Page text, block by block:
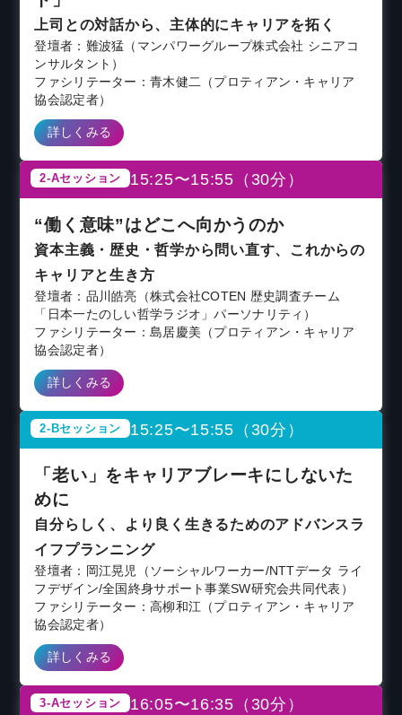
上司との対話から、主体的にキャリアを拓く
登壇者：難波猛（マンパワーグループ株式会社 シニアコ
ンサルタント）
ファシリテーター：青木健二（プロティアン・キャリア
協会認定者）
詳しくみる
2-Aセッション 15:25〜15:55（30分）
“働く意味”はどこへ向かうのか
資本主義・歴史・哲学から問い直す、これからの
キャリアと生き方
登壇者：品川皓亮（株式会社COTEN 歴史調査チーム
「日本一たのしい哲学ラジオ」パーソナリティ）
ファシリテーター：島居慶美（プロティアン・キャリア
協会認定者）
詳しくみる
2-Bセッション 15:25〜15:55（30分）
「老い」をキャリアブレーキにしないた
めに
自分らしく、より良く生きるためのアドバンスラ
イフプランニング
登壇者：岡江晃児（ソーシャルワーカー/NTTデータ ライ
フデザイン/全国終身サポート事業SW研究会共同代表）
ファシリテーター：高柳和江（プロティアン・キャリア
協会認定者）
詳しくみる
3-Aセッション 16:05〜16:35（30分）